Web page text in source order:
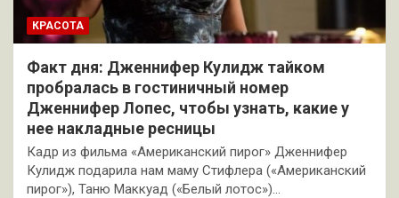
КРАСОТА
Факт дня: Дженнифер Кулидж тайком
пробралась в гостиничный номер
Дженнифер Лопес, чтобы узнать, какие у
нее накладные ресницы
Кадр из фильма «Американский пирог» Дженнифер
Кулидж подарила нам маму Стифлера («Американский
пирог»), Таню Маккуад («Белый лотос»)…